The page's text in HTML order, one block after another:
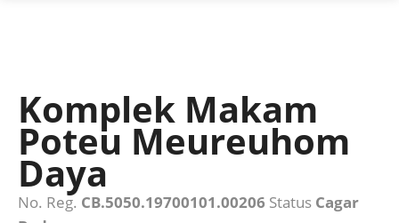
Komplek Makam
Poteu Meureuhom
Daya
No. Reg. CB.5050.19700101.00206 Status Cagar